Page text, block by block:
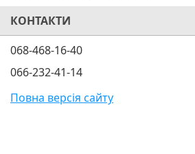
КОНТАКТИ
068-468-16-40
066-232-41-14
Повна версія сайту